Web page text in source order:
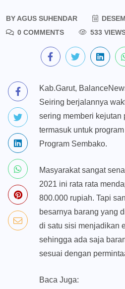
BYAGUS SUHENDAR
0 COMMENTS
533
Kab.Garut,
Seiring berjalannya
sering memberi kejutan
termasuk untuk
Program Sembako.
Masyarakat sangat
2021 ini rata rata
800.000 rupiah. Tapi
besarnya barang yang
di satu sisi menjadikan
sehingga ada saja
sesuai dengan
Baca Juga: